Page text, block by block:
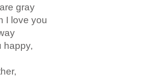
gray
I love you
happy,